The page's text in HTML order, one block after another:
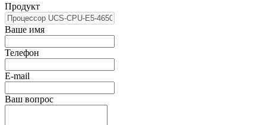
Продукт
Ваше имя
Телефон
E-mail
Ваш вопрос